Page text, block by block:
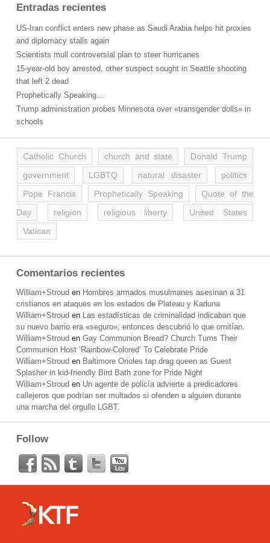
Entradas recientes
US-Iran conflict enters new phase as Saudi Arabia helps hit proxies
and diplomacy stalls again
Scientists mull controversial plan to steer hurricanes
15-year-old boy arrested, other suspect sought in Seattle shooting
that left 2 dead
Prophetically Speaking…
Trump administration probes Minnesota over «transgender dolls» in
schools
Catholic Church church and state
Donald Trump
government
LGBTQ natural disaster
politics
Pope Francis
Prophetically Speaking
Quote of the
Day
religion religious liberty
United States
Vatican
Comentarios recientes
William+Stroud en Hombres armados musulmanes asesinan a 31
cristianos en ataques en los estados de Plateau y Kaduna
William+Stroud en Las estadísticas de criminalidad indicaban que
su nuevo barrio era «seguro»; entonces descubrió lo que omitían.
William+Stroud en Gay Communion Bread? Church Turns Their
Communion Host ‘Rainbow-Colored’ To Celebrate Pride
William+Stroud en Baltimore Orioles tap drag queen as Guest
Splasher in kid-friendly Bird Bath zone for Pride Night
William+Stroud en Un agente de policía advierte a predicadores
callejeros que podrían ser multados si ofenden a alguien durante
una marcha del orgullo LGBT.
Follow